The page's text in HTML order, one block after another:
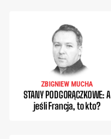
ZBIGNIEW MUCHA
STANY PODGORĄCZKOWE: A
jeśli Francja, to kto?